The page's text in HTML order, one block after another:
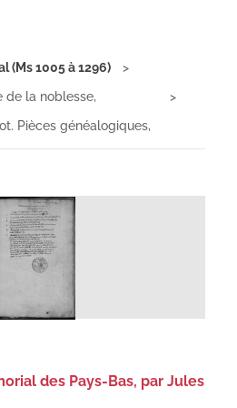
(Ms 1005 à 1296)
de la noblesse,
Pièces généalogiques,
des Pays-Bas, par Jules